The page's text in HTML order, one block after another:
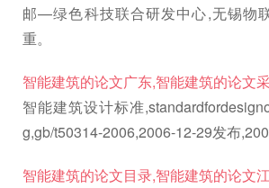
邮—绿色科技联合研发中心,无锡物
重。
智能建筑的论文广东,智能建筑的论文
智能建筑设计标准
g,gb/t50314-2006,2006-12-29发布
智能建筑的论文目录,智能建筑的论文